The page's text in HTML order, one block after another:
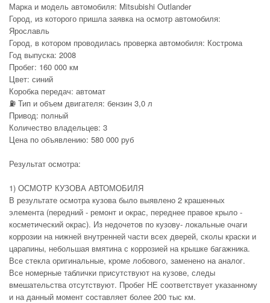
Марка и модель автомобиля: Mitsubishi Outlander
Город, из которого пришла заявка на осмотр автомобиля:
Ярославль
Город, в котором проводилась проверка автомобиля: Кострома
Год выпуска: 2008
Пробег: 160 000 км
Цвет: синий
Коробка передач: автомат
⛽ Тип и объем двигателя: бензин 3,0 л
Привод: полный
Количество владельцев: 3
Цена по объявлению: 580 000 руб
Результат осмотра:
1) ОСМОТР КУЗОВА АВТОМОБИЛЯ
В результате осмотра кузова было выявлено 2 крашенных
элемента (передний - ремонт и окрас, переднее правое крыло -
косметический окрас). Из недочетов по кузову- локальные очаги
коррозии на нижней внутренней части всех дверей, сколы краски и
царапины, небольшая вмятина с коррозией на крышке багажника.
Все стекла оригинальные, кроме лобового, заменено на аналог.
Все номерные таблички присутствуют на кузове, следы
вмешательства отсутствуют. Пробег НЕ соответствует указанному
и на данный момент составляет более 200 тыс км.